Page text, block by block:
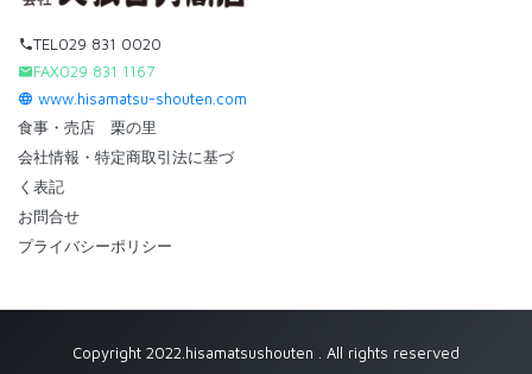
TEL029 831 0020
FAX029 831 1167
www.hisamatsu-shouten.com
食事・売店 栗の里
会社情報・特定商取引法に基づ
く表記
お問合せ
プライバシーポリシー
Copyright 2022.hisamatsushouten . All rights reserved